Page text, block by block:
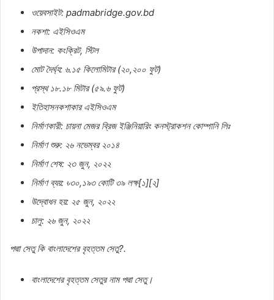
ওয়েবসাইট: padmabridge.gov.bd
নকশা: এইসিওএম
উপাদান: কংক্রিট, স্টিল
মোট দৈর্ঘ্য: ৬.১৫ কিলোমিটার(২০,২০০ ফুট)
প্রস্থ ১৮.১৮ মিটার(৫৯.৬ ফুট)
ইতিহাসনকশাকার এইসিওএম
নির্মাণকারী: চায়না মেজর ব্রিজ ইঞ্জিনিয়ারিং কনস্ট্রাকশন কোম্পানি লিঃ
নির্মাণ শুরু: ২৬ নভেম্বর ২০১৪
নির্মাণ শেষ: ২৩ জুন, ২০২২
নির্মাণ ব্যয়: ৳৩০,১৯৩ কোটি ৩৯ লক্ষ[১][২]
উদ্বোধন হয়: ২৫ জুন, ২০২২
চালু: ২৬ জুন, ২০২২
পদ্মা সেতু কি বাংলাদেশের বৃহত্তম সেতু?.
বাংলাদেশের বৃহত্তম সেতুর নাম পদ্মা সেতু।